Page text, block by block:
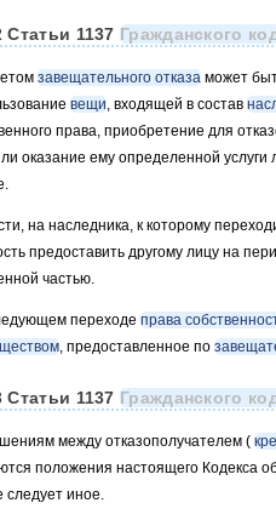
Статьи 1137Гражданского
завещательного отказа может
вещи , входящей в состав
права, приобретение для
оказание ему определенной услуги
на наследника, к которому
предоставить другому лицу на
частью.
переходе права
, предоставленное по
Статьи 1137Гражданского
между отказополучателем (
положения настоящего Кодекса
следует иное.